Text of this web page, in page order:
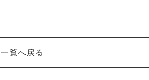
一覧へ戻る